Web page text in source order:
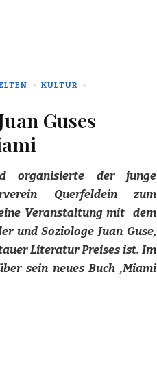
KULTUR
Guses
organisierte der junge
Querfeldein zum
Veranstaltung mit dem
und SoziologeJuan Guse,
Literatur Preises ist. Im
sein neues Buch ‚Miami